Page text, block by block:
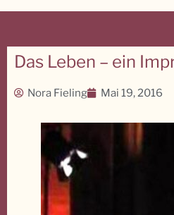
Das Leben – ein
Nora Fieling Mai 19, 2016